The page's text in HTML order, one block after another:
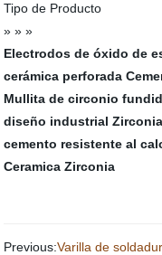
Tipo de Producto
» » »
Electrodos de óxido de
cerámica perforada
Mullita de circonio
diseño industrial
cemento resistente al
Ceramica Zirconia
Previous:Varilla de